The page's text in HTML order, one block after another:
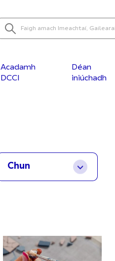
Acadamh
DCCI
Déan
iniúchadh